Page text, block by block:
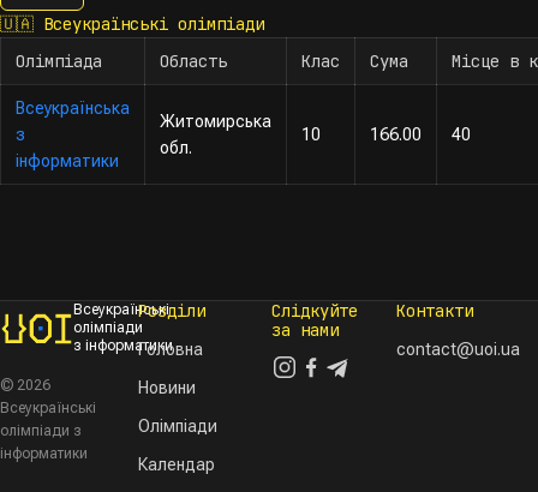
2020
🇺🇦 Всеукраїнські олімпіади
Олімпіада
Область Клас Сума Місце в
Всеукраїнська
з
інформатики
Житомирська
обл.
10 166.00 40
Всеукраїнські
олімпіади
з інформатики
© 2026
Всеукраїнські
олімпіади з
інформатики
Розділи
Головна
Новини
Олімпіади
Календар
Слідкуйте
за нами
Контакти
contact@uoi.ua